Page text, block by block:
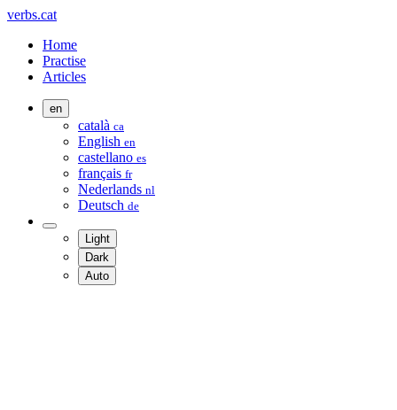
verbs.cat
Home
Practise
Articles
en
català ca
English en
castellano es
français fr
Nederlands nl
Deutsch de
Light
Dark
Auto